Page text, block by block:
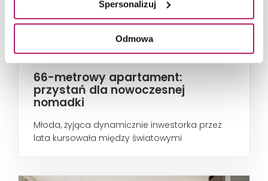
Spersonalizuj
Odmowa
66-metrowy apartament:
przystań dla nowoczesnej
nomadki
Młoda, żyjąca dynamicznie inwestorka przez
lata kursowała między światowymi